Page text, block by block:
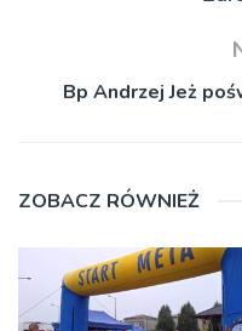
Bp Andrzej Jeż
ZOBACZ RÓWNIEŻ